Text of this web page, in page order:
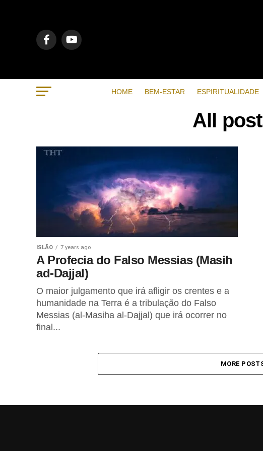
HOME BEM-ESTAR ESPIRITUALIDADE
All
ISLÃO 7 years ago
A Profecia do Falso Messias (Masih
ad-Dajjal)
O maior julgamento que irá afligir os crentes e a
humanidade na Terra é a tribulação do Falso
Messias (al-Masiha al-Dajjal) que irá ocorrer no
final...
MORE
RECENTES POPULAR
BEM-ESTAR 7 months ago
Métodos de respiração para
ajudar a dormir
BEM-ESTAR 1 year ago
Caminhada Japonesa para
melhorar a saúde
cardiometabólica
LIFESTYLE 1 year ago